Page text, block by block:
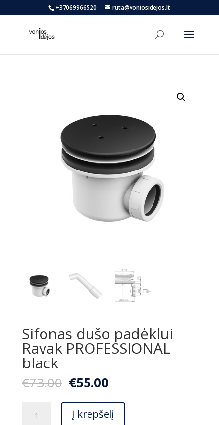
+37069966520 ruta@voniosidejos.lt
Sifonas dušo padėklui
Ravak PROFESSIONAL
black
€73.00 Original
price
was:
€73.00.
€55.00Current
is:
€55.00.
kiekis:
Į krepšelį